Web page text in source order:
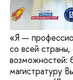
«Я —
со всей
возможностей:
магистратуру